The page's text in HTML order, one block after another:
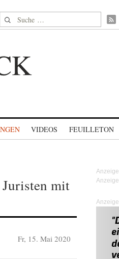
Suche nach:
VIDEOS FEUILLETON
Juristen mit
Fr, 15. Mai 2020
Anzeige